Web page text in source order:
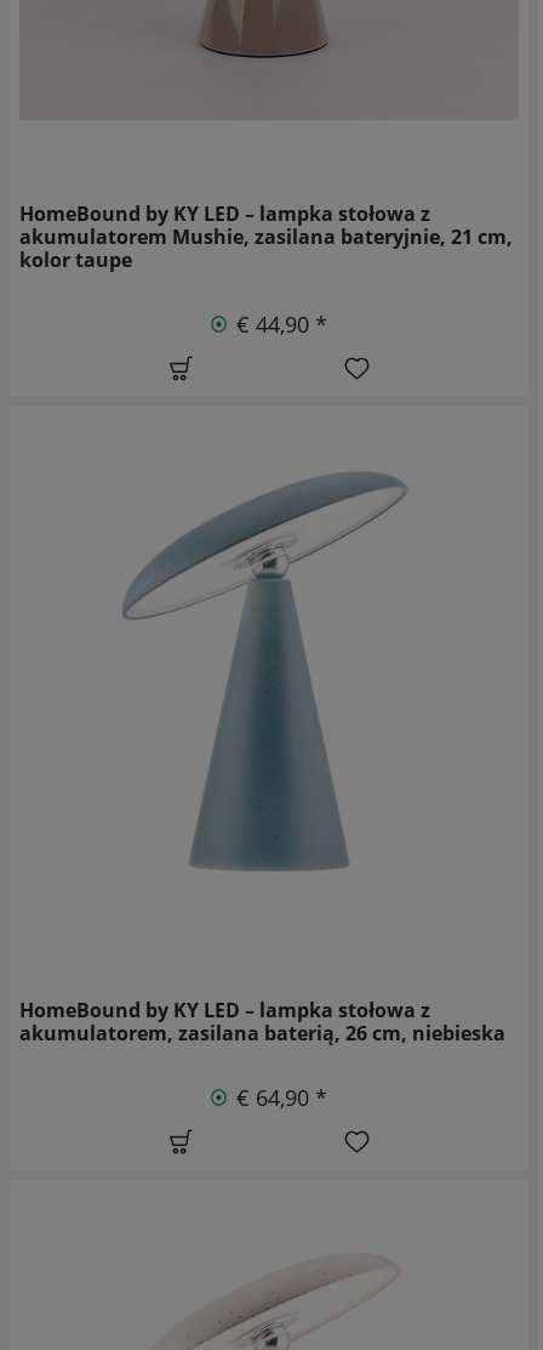
HomeBound by KY LED – lampka stołowa z
akumulatorem Mushie, zasilana bateryjnie, 21 cm,
kolor taupe
€ 44,90 *
HomeBound by KY LED – lampka stołowa z
akumulatorem, zasilana baterią, 26 cm, niebieska
€ 64,90 *